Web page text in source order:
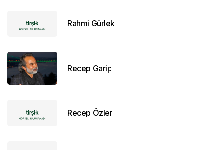
Rahmi Gürlek
Recep Garip
Recep Özler